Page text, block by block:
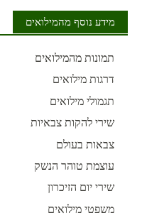
מידע נוסף מהמילואים
תמונות מהמילואים
דרגות מילואים
תגמולי מילואים
שירי להקות צבאיות
צבאות בעולם
עוצמת טוהר הנשק
שירי יום הזיכרון
משפטי מילואים